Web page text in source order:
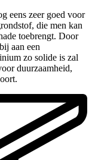
eens zeer goed voor
die men kan
toebrengt. Door
aan een
zo solide is zal
duurzaamheid,